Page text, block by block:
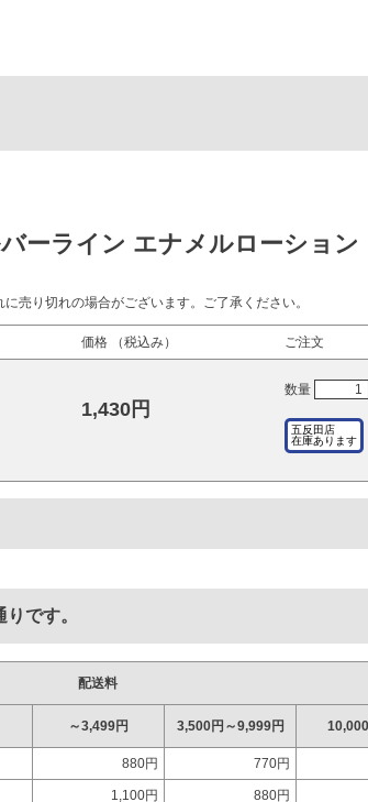
ーライン エナメルローション
売り切れの場合がございます。ご了承ください。
価格 （税込み） ご注文
1,430円
数量
五反田店
在庫あります
です。
配送料
～3,499円 3,500円～9,999円
880円 770円
1,100円 880円